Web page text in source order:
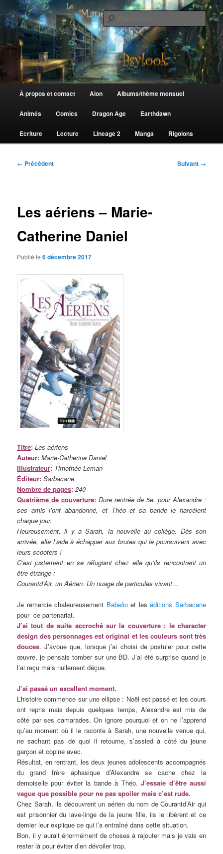
au
contenu
principalLe Manège de Psylook
principal
À propos et contact Aion Albums/thème mensuel
Animés Comics Dragon Age Earthdawn
Ecriture Lecture Lineage 2 Manga Rigolons
Navigation
← Précédent Suivant →
Les aériens – Marie-
Catherine Daniel
Publié le6 décembre 2017
Titre: Les aériens
Auteur:Marie-Catherine Daniel
Illustrateur: Timothée Leman
Éditeur: Sarbacane
Nombre de pages: 240
Quatrième de couverture:Dure rentrée de 5e, pour Alexandre :
ses amis l’ont abandonné, et Théo et sa bande le harcèlent
chaque jour.
Heureusement, il y a Sarah, la nouvelle au collège. Dès son
arrivée, elle l’aide à échapper aux brutes qui le poursuivent avec
leurs scooters !
C’est justement en se réfugiant chez elle qu’ils rencontrent un
être étrange :
Courantd’Air, un Aérien. Un nuage de particules vivant…
Je remercie chaleureusement Babelioet leséditions Sarbacane
pour ce partenariat.
J’ai tout de suite accroché sur la couverture : le character
design des personnages est original et les couleurs sont très
douces. J’avoue que, lorsque j’ai choisi de postuler pour cette
œuvre, je pensais tomber sur une BD. J’ai été surprise quand je
l’ai reçu mais nullement déçue.
J’ai passé un excellent moment.
L’histoire commence sur une ellipse : Noël est passé et les cours
ont repris mais depuis quelques temps, Alexandre est mis de
côté par ses camarades. On ignore pourquoi et on ne l’apprend
qu’au moment où il le raconte à Sarah, une nouvelle venue qui,
ne sachant pas de quoi il retourne, s’assied à côté du jeune
garçon et copine avec.
Résultat, en rentrant, les deux jeunes adolescents accompagnés
du grand frère aphasique d’Alexandre se cache chez la
demoiselle pour éviter la bande à Théo.J’essaie d’être aussi
vague que possible pour ne pas spoiler mais c’est rude.
Chez Sarah, ils découvrent un aérien du nom de Courantd’Air qui
est prisonnier du lave-linge de la jeune fille, ils le libèrent et ce
dernier leur explique ce qui l’a entraîné dans cette situation.
Bon, il y aurait énormément de choses à rajouter mais je vais en
rester là pour éviter d’en dévoiler trop.